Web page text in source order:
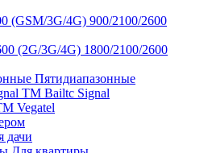
900/2100/2600
1800/2100/2600
Пятидиапазонные
ТМ Bailtc Signal
Vegatel
дачи